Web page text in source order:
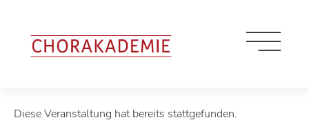
Diese Veranstaltung hat bereits stattgefunden.